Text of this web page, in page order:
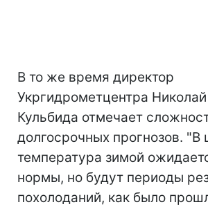
В то же время директор
Укргидрометцентра Николай
Кульбида отмечает
долгосрочных прогнозов. "В
температура зимой
нормы, но будут периоды
похолоданий, как было